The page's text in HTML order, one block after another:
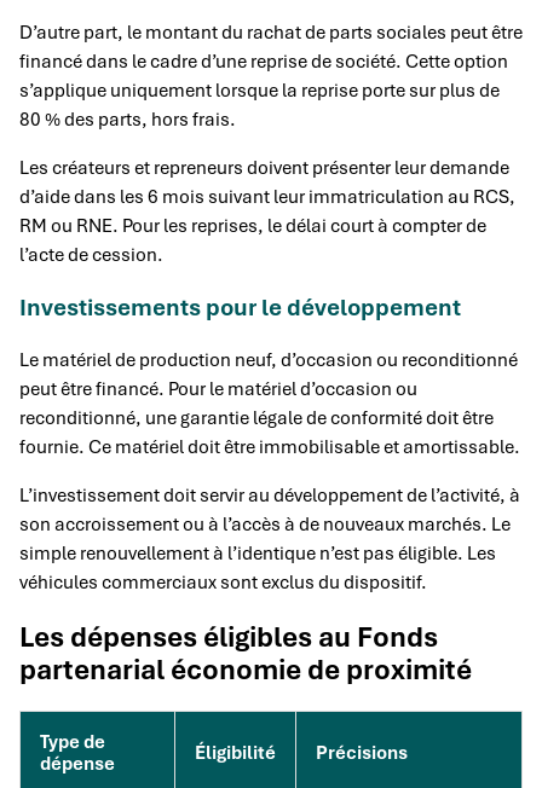
D’autre part, le montant du rachat de parts sociales peut être
financé dans le cadre d’une reprise de société. Cette option
s’applique uniquement lorsque la reprise porte sur plus de
80 % des parts, hors frais.
Les créateurs et repreneurs doivent présenter leur demande
d’aide dans les 6 mois suivant leur immatriculation au RCS,
RM ou RNE. Pour les reprises, le délai court à compter de
l’acte de cession.
Investissements pour le développement
Le matériel de production neuf, d’occasion ou reconditionné
peut être financé. Pour le matériel d’occasion ou
reconditionné, une garantie légale de conformité doit être
fournie. Ce matériel doit être immobilisable et amortissable.
L’investissement doit servir au développement de l’activité, à
son accroissement ou à l’accès à de nouveaux marchés. Le
simple renouvellement à l’identique n’est pas éligible. Les
véhicules commerciaux sont exclus du dispositif.
Les dépenses éligibles au Fonds
partenarial économie de proximité
Type de
dépense
Éligibilité Précisions